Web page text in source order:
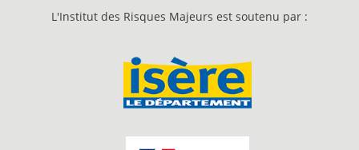
L'Institut des Risques Majeurs est soutenu par :